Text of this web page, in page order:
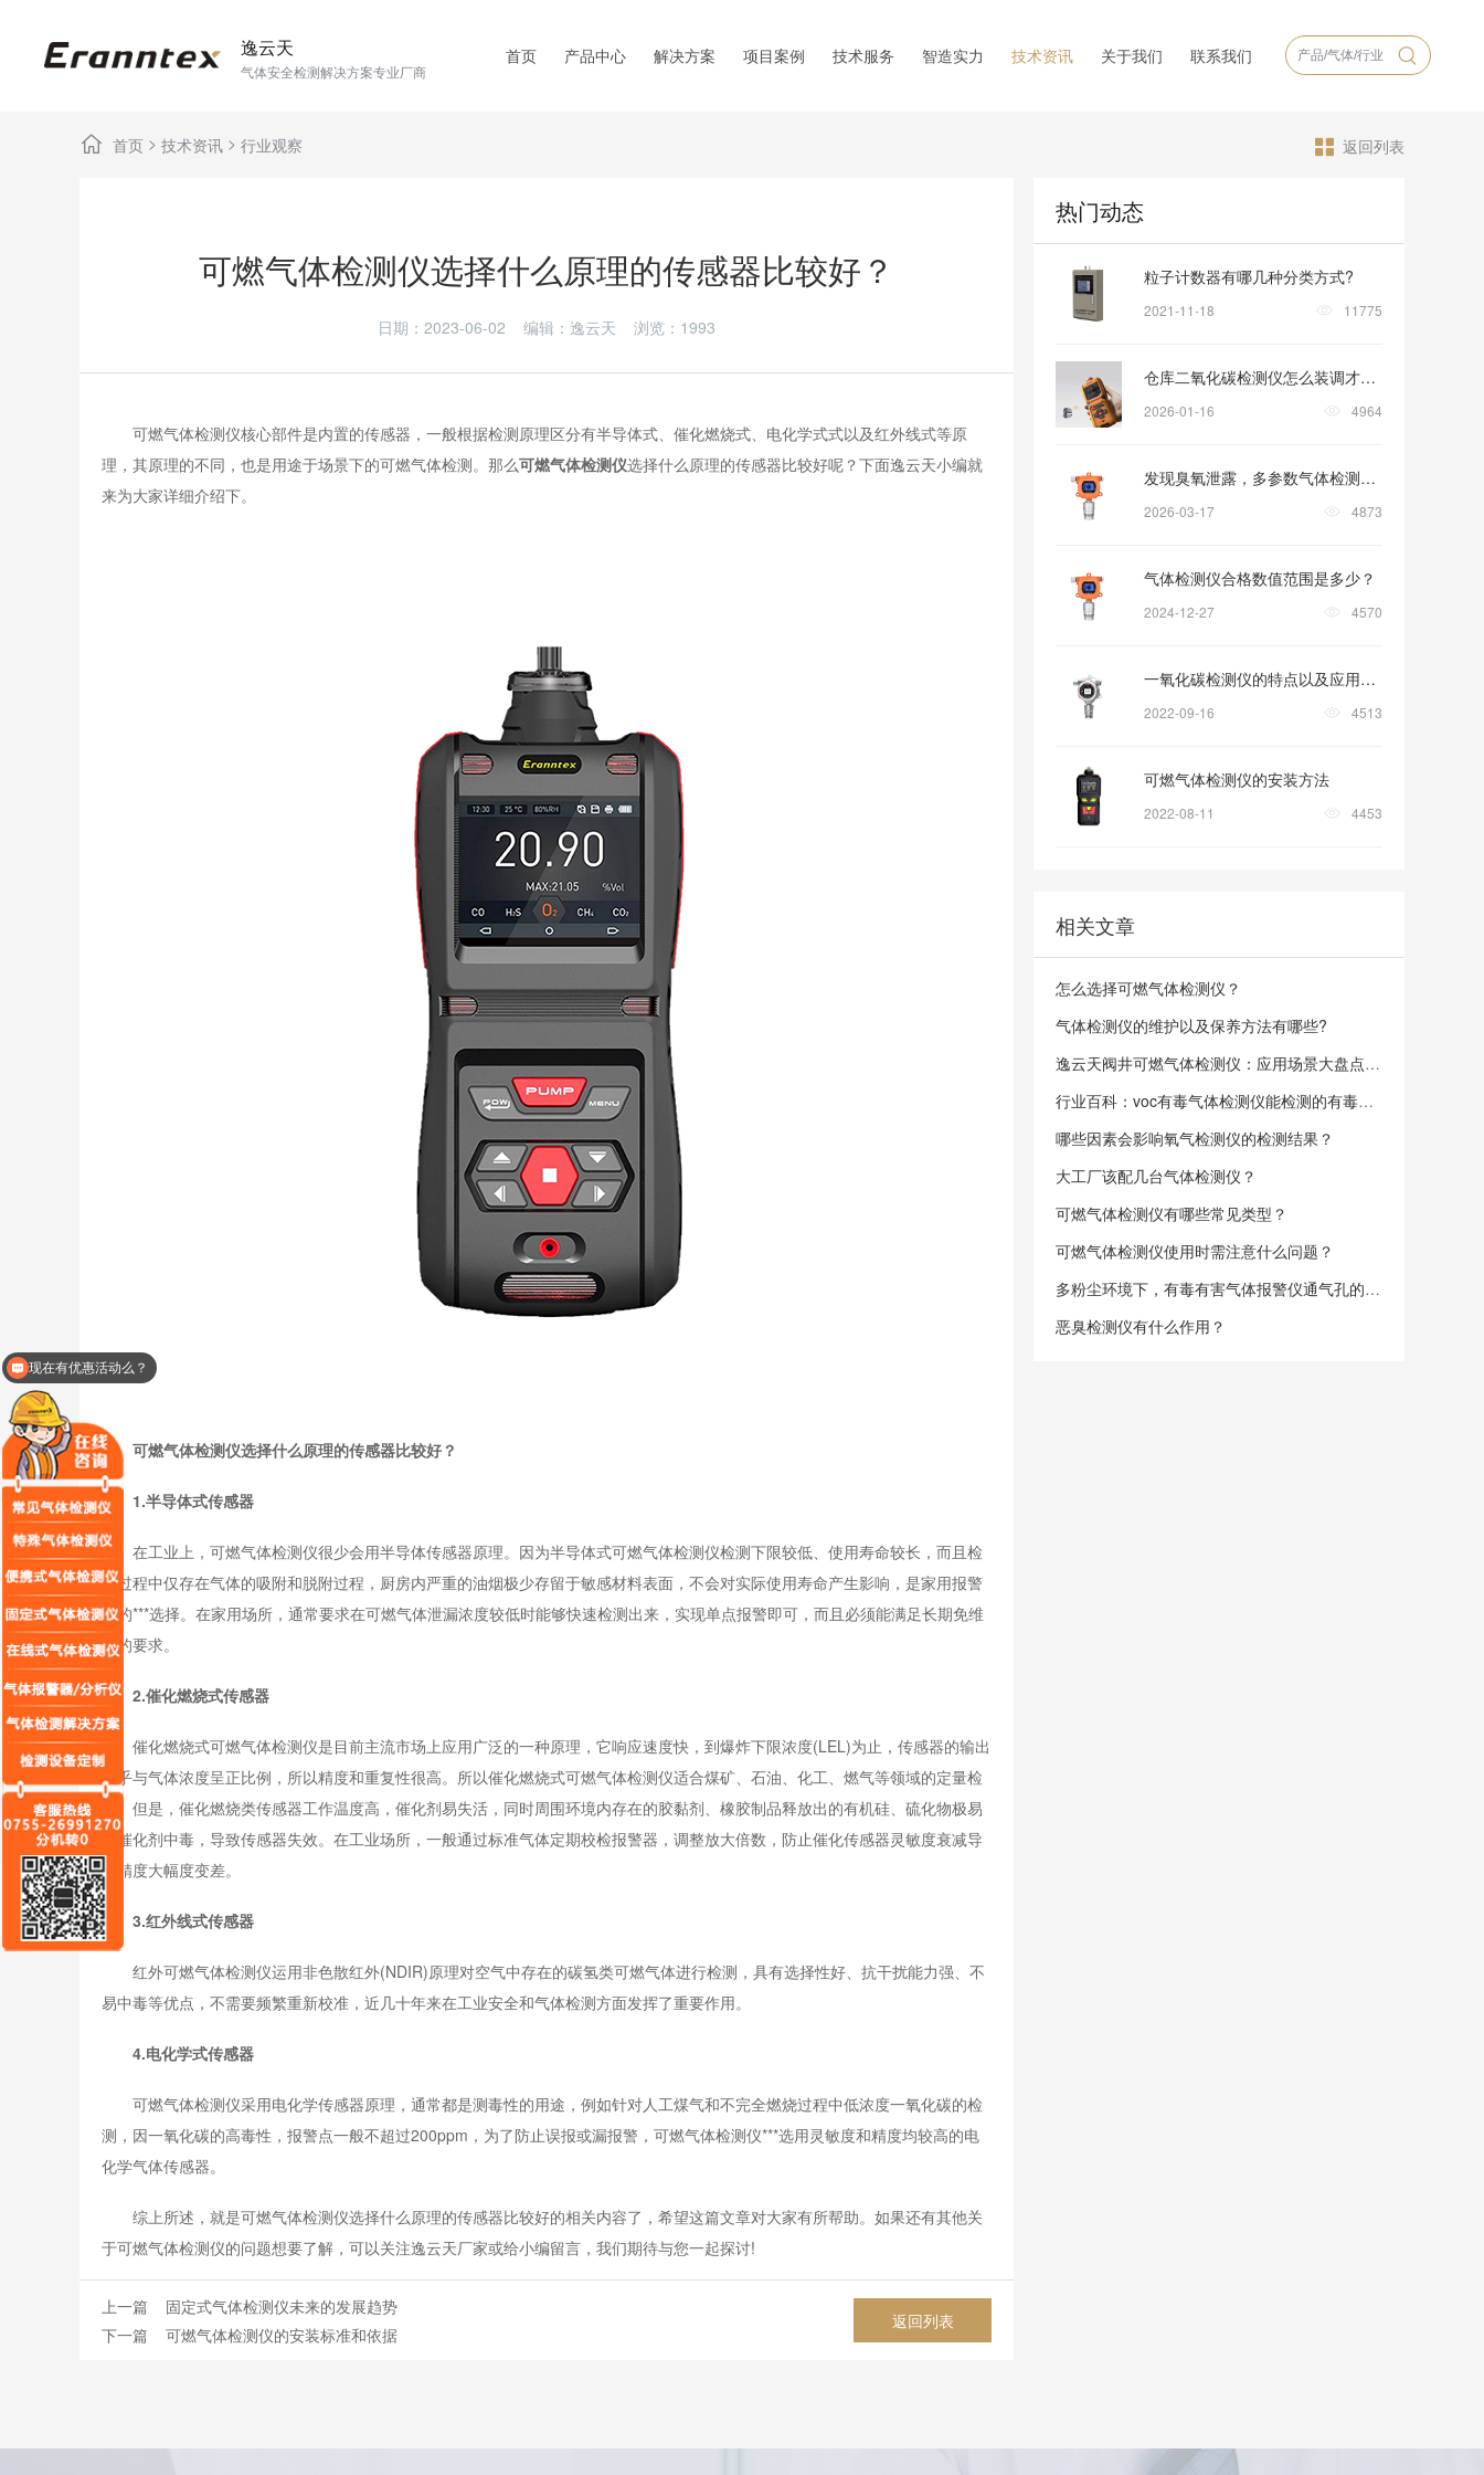
逸云天
气体安全检测解决方案专业厂商
首页 产品中心 解决方案 项目案例 技术服务 智造实力 技术资讯 关于我们 联系我们
首页 > 技术资讯 > 行业观察 返回列表
可燃气体检测仪选择什么原理的传感器比较好？
日期：2023-06-02 编辑：逸云天 浏览： 1993
可燃气体检测仪核心部件是内置的传感器，一般根据检测原理区分有半导体式、催化燃烧式、电化学式式以及红外线式等原
理，其原理的不同，也是用途于场景下的可燃气体检测。那么可燃气体检测仪选择什么原理的传感器比较好呢？下面逸云天小编就
来为大家详细介绍下。
可燃气体检测仪选择什么原理的传感器比较好？
1.半导体式传感器
在工业上，可燃气体检测仪很少会用半导体传感器原理。因为半导体式可燃气体检测仪检测下限较低、使用寿命较长，而且检
测过程中仅存在气体的吸附和脱附过程，厨房内严重的油烟极少存留于敏感材料表面，不会对实际使用寿命产生影响，是家用报警
器的***选择。在家用场所，通常要求在可燃气体泄漏浓度较低时能够快速检测出来，实现单点报警即可，而且必须能满足长期免维
护的要求。
2.催化燃烧式传感器
催化燃烧式可燃气体检测仪是目前主流市场上应用广泛的一种原理，它响应速度快，到爆炸下限浓度(LEL)为止，传感器的输出
几乎与气体浓度呈正比例，所以精度和重复性很高。所以催化燃烧式可燃气体检测仪适合煤矿、石油、化工、燃气等领域的定量检
测。但是，催化燃烧类传感器工作温度高，催化剂易失活，同时周围环境内存在的胶黏剂、橡胶制品释放出的有机硅、硫化物极易
让催化剂中毒，导致传感器失效。在工业场所，一般通过标准气体定期校检报警器，调整放大倍数，防止催化传感器灵敏度衰减导
致精度大幅度变差。
3.红外线式传感器
红外可燃气体检测仪运用非色散红外(NDIR)原理对空气中存在的碳氢类可燃气体进行检测，具有选择性好、抗干扰能力强、不
易中毒等优点，不需要频繁重新校准，近几十年来在工业安全和气体检测方面发挥了重要作用。
4.电化学式传感器
可燃气体检测仪采用电化学传感器原理，通常都是测毒性的用途，例如针对人工煤气和不完全燃烧过程中低浓度一氧化碳的检
测，因一氧化碳的高毒性，报警点一般不超过200ppm，为了防止误报或漏报警，可燃气体检测仪***选用灵敏度和精度均较高的电
化学气体传感器。
综上所述，就是可燃气体检测仪选择什么原理的传感器比较好的相关内容了，希望这篇文章对大家有所帮助。如果还有其他关
于可燃气体检测仪的问题想要了解，可以关注逸云天厂家或给小编留言，我们期待与您一起探讨!
返回列表
上一篇 固定式气体检测仪未来的发展趋势
下一篇 可燃气体检测仪的安装标准和依据
热门动态
粒子计数器有哪几种分类方式?
2021-11-18 11775
仓库二氧化碳检测仪怎么装调才稳妥？
2026-01-16 4964
发现臭氧泄露，多参数气体检测仪怎样助力安全撤离？
2026-03-17 4873
气体检测仪合格数值范围是多少？
2024-12-27 4570
一氧化碳检测仪的特点以及应用领域
2022-09-16 4513
可燃气体检测仪的安装方法
2022-08-11 4453
相关文章
怎么选择可燃气体检测仪？
气体检测仪的维护以及保养方法有哪些?
逸云天阀井可燃气体检测仪：应用场景大盘点，你了解多少？
行业百科：voc有毒气体检测仪能检测的有毒气体类型
哪些因素会影响氧气检测仪的检测结果？
大工厂该配几台气体检测仪？
可燃气体检测仪有哪些常见类型？
可燃气体检测仪使用时需注意什么问题？
多粉尘环境下，有毒有害气体报警仪通气孔的堵塞怎么预防？附疏通指南
恶臭检测仪有什么作用？
现在有优惠活动么？